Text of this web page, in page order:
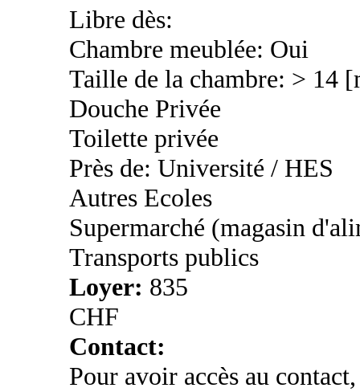
Libre dès:
Chambre meublée: Oui
Taille de la chambre: > 14
Douche Privée
Toilette privée
Près de: Université / HES
Autres Ecoles
Supermarché (magasin
Transports publics
Loyer: 835
CHF
Contact:
Pour avoir accès au